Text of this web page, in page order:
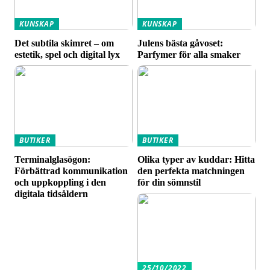
KUNSKAP
Det subtila skimret – om
estetik, spel och digital lyx
KUNSKAP
Julens bästa gåvoset:
Parfymer för alla smaker
BUTIKER
Terminalglasögon:
Förbättrad kommunikation
och uppkoppling i den
digitala tidsåldern
BUTIKER
Olika typer av kuddar: Hitta
den perfekta matchningen
för din sömnstil
25/10/2022